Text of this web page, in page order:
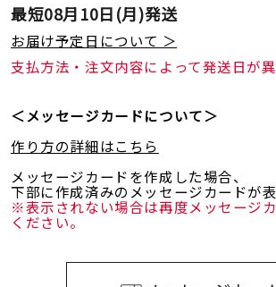
メンズ
リングサイズ
価格 ¥0
在庫 在庫ありのみ
最短08月10日(月)発送
お届け予定日について ＞
支払方法・注文内容によって発送日が異
＜メッセージカードについて＞
作り方の詳細はこちら
メッセージカードを作成した場合、
下部に作成済みのメッセージカードが表
※表示されない場合は再度メッセージ
ください。